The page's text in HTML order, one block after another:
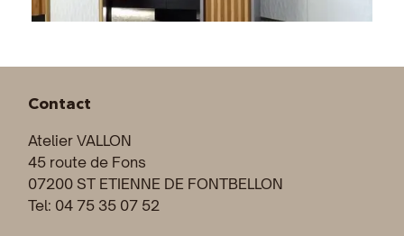
Contact
Atelier VALLON
45 route de Fons
07200 ST ETIENNE DE FONTBELLON
Tel: 04 75 35 07 52